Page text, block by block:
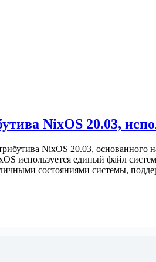
NixOS 20.03,
NixOS 20.03,
используется единый файл
состояниями системы,